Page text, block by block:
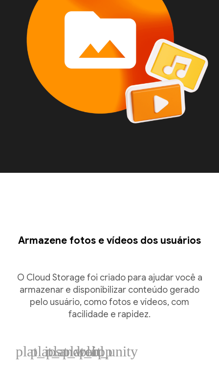
Armazene fotos e vídeos dos usuários
O Cloud Storage foi criado para ajudar você a
armazenar e disponibilizar conteúdo gerado
pelo usuário, como fotos e vídeos, com
facilidade e rapidez.
plat_ios
plat_android
plat_web
plat_cpp
plat_unity